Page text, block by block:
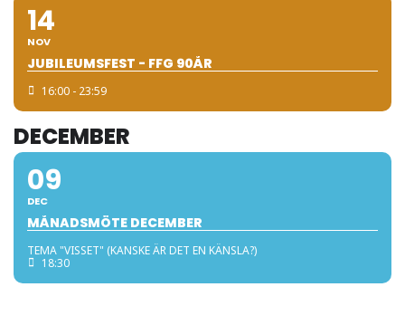
14
NOV
JUBILEUMSFEST - FFG 90ÅR
16:00 - 23:59
DECEMBER
09
DEC
MÅNADSMÖTE DECEMBER
TEMA "VISSET" (KANSKE ÄR DET EN KÄNSLA?)
18:30